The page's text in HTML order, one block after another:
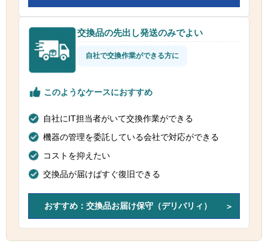
交換品の先出し発送のみでよい
自社で交換作業ができる方に
このようなケースにおすすめ
自社にIT担当者がいて交換作業ができる
機器の管理を委託している会社で対応ができる
コストを抑えたい
交換品が届けばすぐ復旧できる
おすすめ：交換品お届け保守（デリバリィ）